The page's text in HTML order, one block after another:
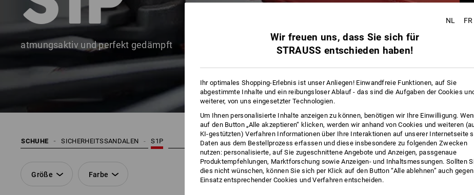
atmungsaktiv und perfekt gedämpft
SCHUHE S1P
SICHERHEITSSANDALEN
Größe Farbe 3 Artikel weitere Filter
NL FR
Wir freuen uns, dass Sie sich für
STRAUSS entschieden haben!
Ihr optimales Shopping-Erlebnis ist unser Anliegen! Einwandfreie Funktionen, auf Sie
abgestimmte Inhalte und ein reibungsloser Ablauf - das sind die Aufgaben der Cookies
weiterer, von uns eingesetzter Technologien.
Um Ihnen personalisierte Inhalte anzeigen zu können, benötigen wir Ihre Einwilligung.
auf den Button „Alle akzeptieren“ klicken, werden wir anhand von Cookies und weiteren
KI-gestützten) Verfahren Informationen über Ihre Interaktionen auf unserer Internetseite
Daten aus dem Bestellprozess erfassen und diese insbesondere zu folgenden Zwecken
nutzen: personalisierte, auf Sie zugeschnittene Angebote und Anzeigen, passgenaue
Produktempfehlungen, Marktforschung sowie Anzeigen- und Inhaltsmessungen. Sollten
dies nicht wünschen, können Sie sich per Klick auf den Button “Alle ablehnen” auch
Einsatz entsprechender Cookies und Verfahren entscheiden.